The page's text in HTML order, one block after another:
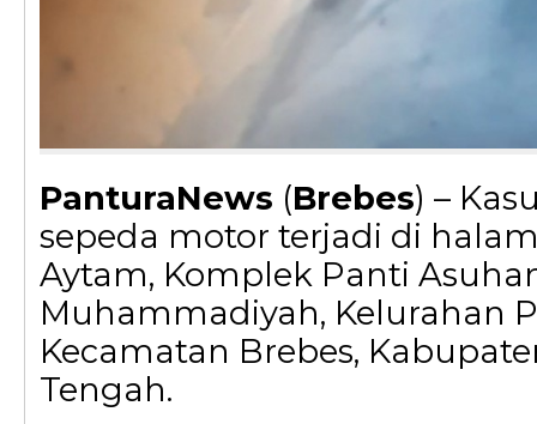
PanturaNews (Brebes) –
sepeda motor terjadi di
Aytam, Komplek Panti
Muhammadiyah, Kelurahan
Kecamatan Brebes,
Tengah.